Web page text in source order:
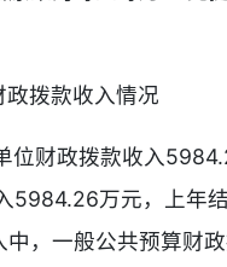
政拨款收入情况
位财政拨款收入
5984.26万元，上年
中，一般公共预算财